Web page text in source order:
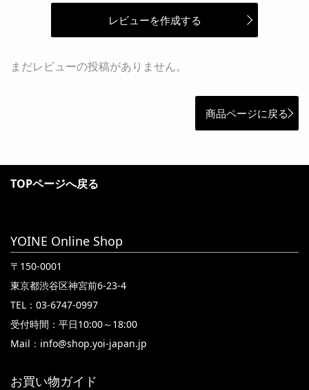
レビューを作成する
まだレビューの投稿がありません。
商品ページに戻る
TOPページへ戻る
YOINE Online Shop
〒150-0001
東京都渋谷区神宮前6-23-4
TEL：03-6747-0997
受付時間：平日10:00～18:00
Mail： info@shop.yoi-japan.jp
お買い物ガイド